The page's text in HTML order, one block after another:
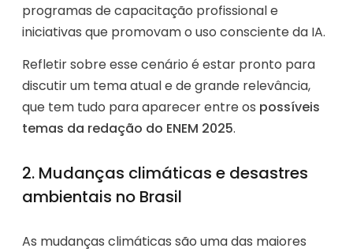
programas de capacitação profissional e
iniciativas que promovam o uso consciente da IA.
Refletir sobre esse cenário é estar pronto para
discutir um tema atual e de grande relevância,
que tem tudo para aparecer entre os possíveis
temas da redação do ENEM 2025.
2. Mudanças climáticas e desastres
ambientais no Brasil
As mudanças climáticas são uma das maiores